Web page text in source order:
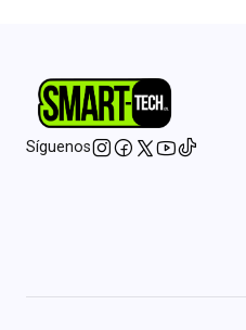
Síguenos